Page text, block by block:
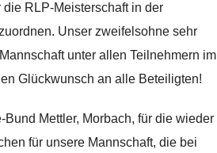
RLP-Meisterschaft in der
Unser zweifelsohne sehr
unter allen Teilnehmern im
Glückwunsch an alle Beteiligten!
Mettler, Morbach, für die wieder
für unsere Mannschaft, die bei